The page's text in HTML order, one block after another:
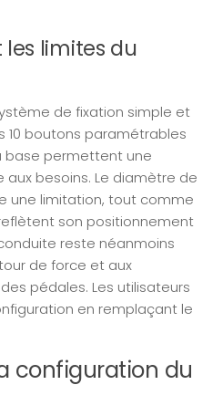
les limites du
de fixation simple et
10 boutons paramétrables
base permettent une
besoins. Le diamètre de
une limitation, tout comme
son positionnement
reste néanmoins
de force et aux
pédales. Les utilisateurs
en remplaçant le
configuration du